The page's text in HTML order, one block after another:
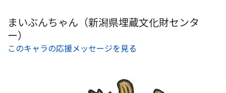
まいぶんちゃん（新潟県埋蔵文化財センタ
ー）
このキャラの応援メッセージを見る